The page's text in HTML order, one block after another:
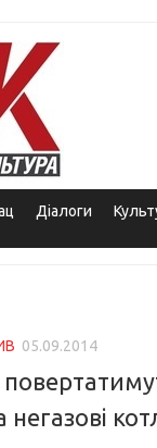
Діалоги
05.09.2014